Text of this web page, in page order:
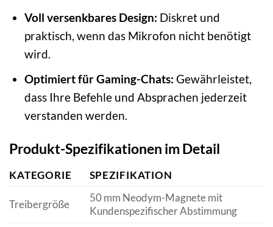
Voll versenkbares Design: Diskret und
praktisch, wenn das Mikrofon nicht benötigt
wird.
Optimiert für Gaming-Chats: Gewährleistet,
dass Ihre Befehle und Absprachen jederzeit
verstanden werden.
Produkt-Spezifikationen im Detail
KATEGORIE SPEZIFIKATION
Treibergröße
50 mm Neodym-Magnete mit
Kundenspezifischer Abstimmung